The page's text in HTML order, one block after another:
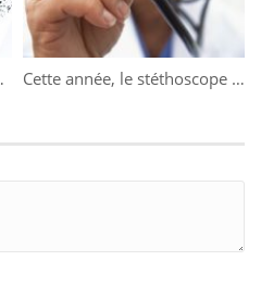
Cette année, le stéthoscope a fêté ses 200 ans !